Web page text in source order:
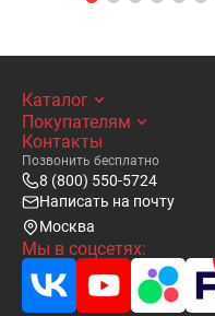
Каталог
Покупателям
Контакты
Позвонить бесплатно
8 (800) 550-5724
Написать на почту
Москва
Мы в соцсетях: